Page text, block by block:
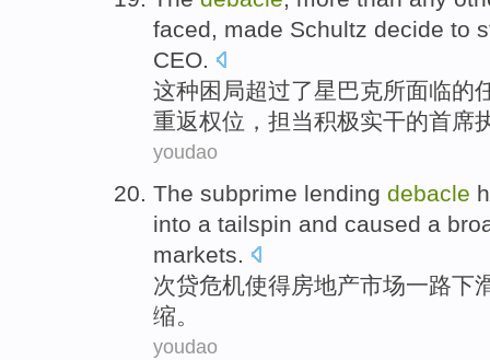
faced, made Schultz decide to
CEO.
这种困局超过了星巴克所面临的
重返权位，担当积极实干的首席
youdao
The subprime lending debacle
into a tailspin and caused a
markets.
次贷危机使得房地产市场一路下
缩。
youdao